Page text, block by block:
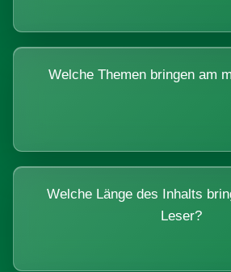
Welche Themen bringen am
Welche Länge des Inhalts
Leser?